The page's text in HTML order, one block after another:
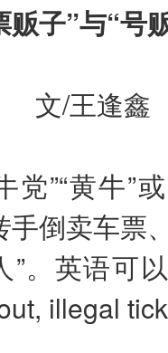
贩子”与“号
文/王逢鑫
党”“黄牛”
手倒卖车票
。英语可
illegal